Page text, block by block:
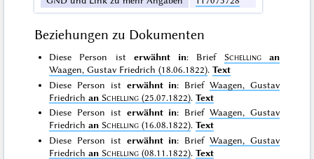
Beziehungen zu Dokumenten
Diese Person ist erwähnt in: Brief Schelling
an
Waagen, Gustav Friedrich (18.06.1822).Text
Diese Person ist erwähnt in: Brief Waagen, Gustav
Friedrichan Schelling (25.07.1822).Text
Diese Person ist erwähnt in: Brief Waagen, Gustav
Friedrichan Schelling (16.08.1822).Text
Diese Person ist erwähnt in: Brief Waagen, Gustav
Friedrichan Schelling (08.11.1822).Text